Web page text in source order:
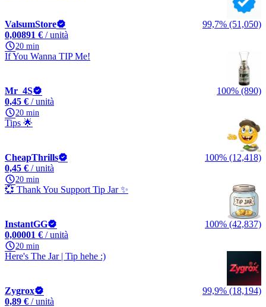
ValsumStore
99,7% (51,050)
0,00891 € / unità
20 min
If You Wanna TIP Me!
Mr_4S
100% (890)
0,45 € / unità
20 min
Tips 🌟
CheapThrills
100% (12,418)
0,45 € / unità
20 min
💞 Thank You Support Tip Jar ✨️
InstantGG
100% (42,837)
0,00001 € / unità
20 min
Here's The Jar | Tip hehe :)
Zygrox
99,9% (18,194)
0,89 € / unità